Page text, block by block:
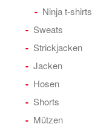
Ninja t-shirts
Sweats
Strickjacken
Jacken
Hosen
Shorts
Mützen